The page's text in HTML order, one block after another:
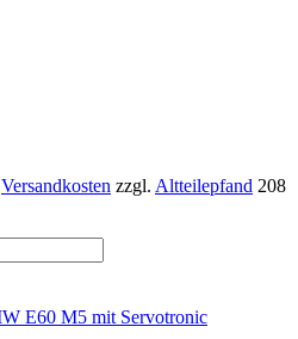
Versandkosten zzgl. Altteilepfand 208